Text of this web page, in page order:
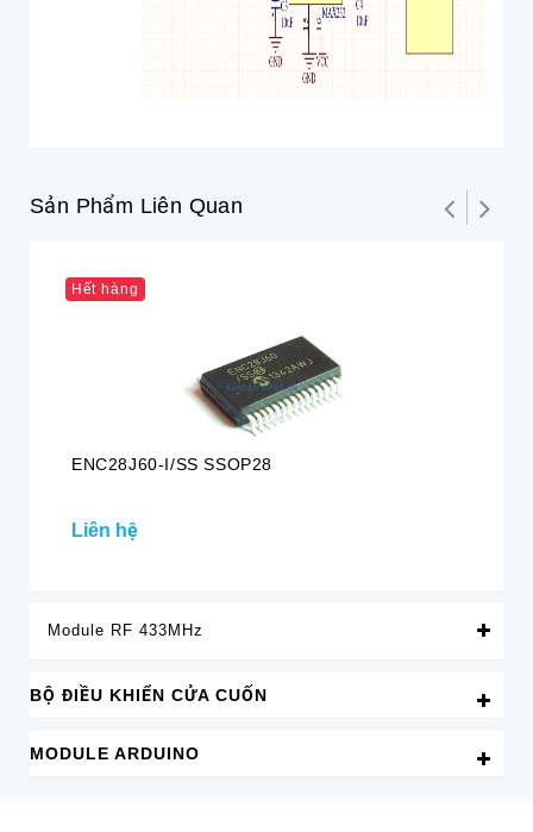
Sản Phẩm Liên Quan
Hết hàng
ENC28J60-I/SS SSOP28
Liên hệ
Module RF 433MHz
BỘ ĐIỀU KHIỂN CỬA CUỐN
MODULE ARDUINO